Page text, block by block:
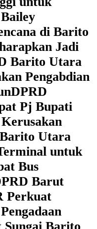
di Barito
Jadi
Barito Utara
Pengabdian
DPRD
Pj Bupati
Utara
untuk
Bus
Barut
Perkuat